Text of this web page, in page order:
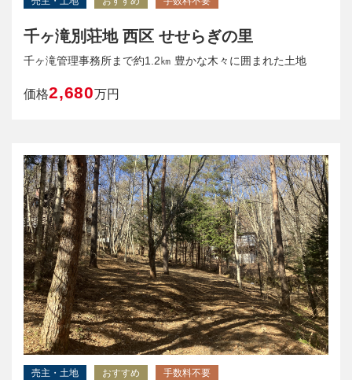
千ヶ滝別荘地 西区 せせらぎの里
千ヶ滝管理事務所まで約1.2㎞ 豊かな木々に囲まれた土地
価格2,680万円
売主・土地 おすすめ 手数料不要